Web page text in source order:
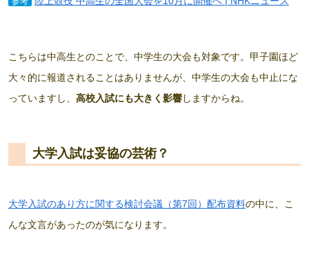
こちらは中高生とのことで、中学生の大会も対象です。甲子園ほど
大々的に報道されることはありませんが、中学生の大会も中止にな
っていますし、 高校入試にも大きく影響しますからね。
大学入試は妥協の芸術？
大学入試のあり方に関する検討会議（第7回）配布資料の中に、こ
んな文言があったのが気になります。